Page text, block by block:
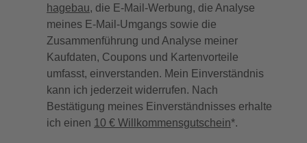
hagebau, die E-Mail-Werbung, die Analyse
meines E-Mail-Umgangs sowie die
Zusammenführung und Analyse meiner
Kaufdaten, Coupons und Kartenvorteile
umfasst, einverstanden. Mein Einverständnis
kann ich jederzeit widerrufen. Nach
Bestätigung meines Einverständnisses erhalte
ich einen 10 € Willkommensgutschein*.